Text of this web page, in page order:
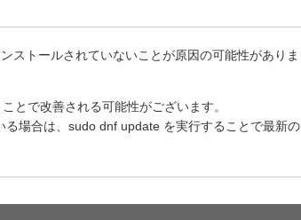
ストールされていないことが原因の可能性がありま
とで改善される可能性がございます。
場合は、sudo dnf update を実行することで最新の